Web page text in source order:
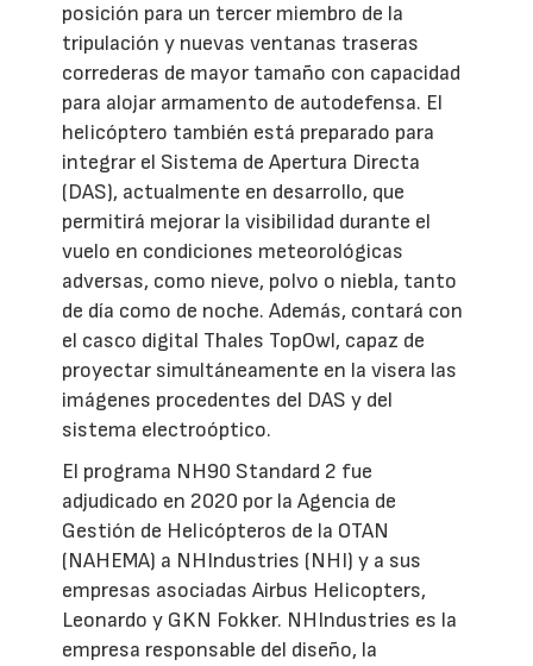
posición para un tercer miembro de la
tripulación y nuevas ventanas traseras
correderas de mayor tamaño con capacidad
para alojar armamento de autodefensa. El
helicóptero también está preparado para
integrar el Sistema de Apertura Directa
(DAS), actualmente en desarrollo, que
permitirá mejorar la visibilidad durante el
vuelo en condiciones meteorológicas
adversas, como nieve, polvo o niebla, tanto
de día como de noche. Además, contará con
el casco digital Thales TopOwl, capaz de
proyectar simultáneamente en la visera las
imágenes procedentes del DAS y del
sistema electroóptico.
El programa NH90 Standard 2 fue
adjudicado en 2020 por la Agencia de
Gestión de Helicópteros de la OTAN
(NAHEMA) a NHIndustries (NHI) y a sus
empresas asociadas Airbus Helicopters,
Leonardo y GKN Fokker. NHIndustries es la
empresa responsable del diseño, la